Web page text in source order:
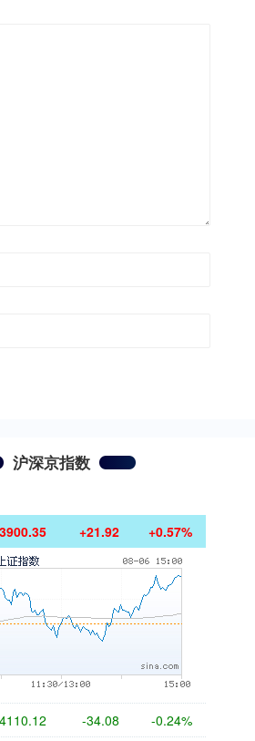
沪深京指数
3900.35 +21.92 +0.57%
-34.08 -0.24%